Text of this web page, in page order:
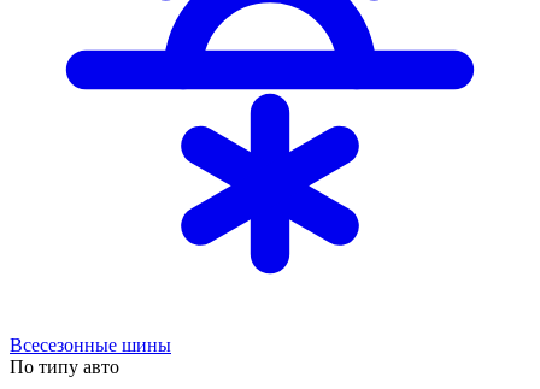
Всесезонные шины
По типу авто